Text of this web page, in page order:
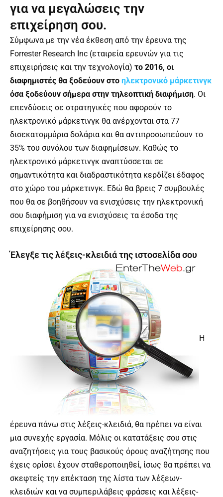
για να μεγαλώσεις την
επιχείρηση σου.
Σύμφωνα με την νέα έκθεση από την έρευνα της
Forrester Research Inc (εταιρεία ερευνών για τις
επιχειρήσεις και την τεχνολογία) το 2016, οι
διαφημιστές θα ξοδεύουν στο ηλεκτρονικό μάρκετινγκ
όσα ξοδεύουν σήμερα στην τηλεοπτική διαφήμιση. Οι
επενδύσεις σε στρατηγικές που αφορούν το
ηλεκτρονικό μάρκετινγκ θα ανέρχονται στα 77
δισεκατομμύρια δολάρια και θα αντιπροσωπεύουν το
35% του συνόλου των διαφημίσεων. Καθώς το
ηλεκτρονικό μάρκετινγκ αναπτύσσεται σε
σημαντικότητα και διαδραστικότητα κερδίζει έδαφος
στο χώρο του μάρκετινγκ. Εδώ θα βρεις 7 συμβουλές
που θα σε βοηθήσουν να ενισχύσεις την ηλεκτρονική
σου διαφήμιση για να ενισχύσεις τα έσοδα της
επιχείρησης σου.
Έλεγξε τις λέξεις-κλειδιά της ιστοσελίδα σου
Η
έρευνα πάνω στις λέξεις-κλειδιά, θα πρέπει να είναι
μια συνεχής εργασία. Μόλις οι κατατάξεις σου στις
αναζητήσεις για τους βασικούς όρους αναζήτησης που
έχεις ορίσει έχουν σταθεροποιηθεί, ίσως θα πρέπει να
σκεφτείς την επέκταση της λίστα των λέξεων-
κλειδιών και να συμπεριλάβεις φράσεις και λέξεις-